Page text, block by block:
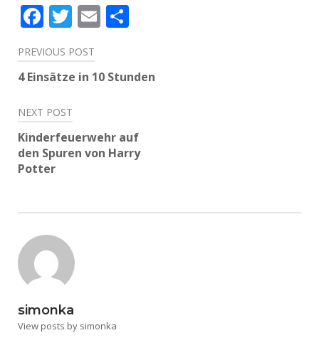
Facebook
Twitter
Email
Beitragsnavigation
PREVIOUS POST
4 Einsätze in 10 Stunden
NEXT POST
Kinderfeuerwehr auf
den Spuren von Harry
Potter
simonka
View posts by simonka